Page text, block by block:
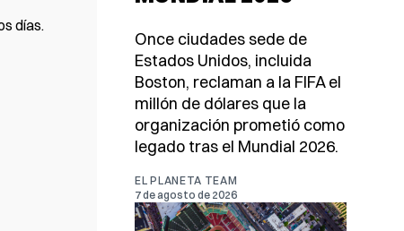
días.
Once ciudades sede de
Estados Unidos, incluida
Boston, reclaman a la FIFA el
millón de dólares que la
organización prometió como
legado tras el Mundial 2026.
EL PLANETA TEAM
7 de agosto de 2026